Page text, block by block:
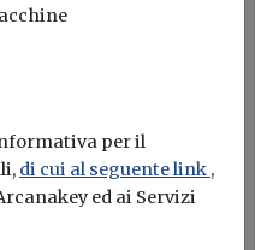
della
di proprietà?
posizionate in modo
per il
di cui al seguente link ,
ed ai Servizi